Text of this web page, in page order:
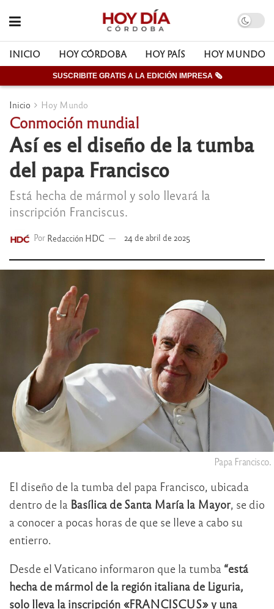
INICIO HOY CÓRDOBA HOY PAÍS HOY MUNDO
SUSCRIBITE GRATIS A LA EDICIÓN IMPRESA 🗞
Inicio Hoy Mundo
Conmoción mundial
Así es el diseño de la tumba
del papa Francisco
Está hecha de mármol y solo llevará la
inscripción Franciscus.
Por Redacción HDC 24 de abril de 2025
Papa Francisco.
El diseño de la tumba del papa Francisco, ubicada
dentro de la Basílica de Santa María la Mayor, se dio
a conocer a pocas horas de que se lleve a cabo su
entierro.
Desde el Vaticano informaron que la tumba “está
hecha de mármol de la región italiana de Liguria,
solo lleva la inscripción «FRANCISCUS» y una